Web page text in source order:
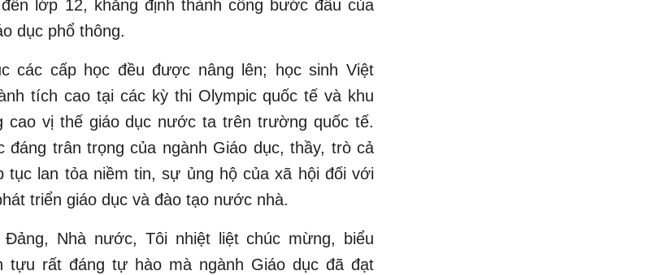
lớp 12, khẳng định thành công bước đầu của
dục phổ thông.
các cấp học đều được nâng lên; học sinh Việt
tích cao tại các kỳ thi Olympic quốc tế và khu
cao vị thế giáo dục nước ta trên trường quốc tế.
trân trọng của ngành Giáo dục, thầy, trò cả
tục lan tỏa niềm tin, sự ủng hộ của xã hội đối với
triển giáo dục và đào tạo nước nhà.
Nhà nước, Tôi nhiệt liệt chúc mừng, biểu
tựu rất đáng tự hào mà ngành Giáo dục đã đạt